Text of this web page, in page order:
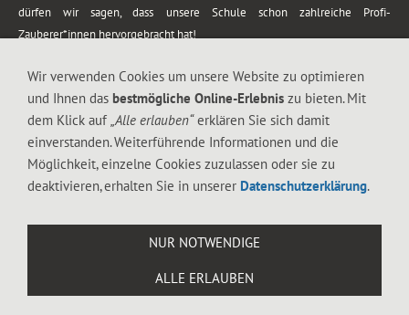
dürfen wir sagen, dass unsere Schule schon zahlreiche Profi-
Zauberer*innen hervorgebracht hat!
vom Kinderprogramm bis zur Tischzauberei. Lassen Sie sich faszinieren von
meiner Zauber-Sprech-Show, angerührt mit sprachlichen Sequenzen,
gewürzt mit Gags und visuellen Illusionen wie Kaninchen, Vasen, Seilen,
Flughafenstrasse 4, 8302 Kloten
Wir verwenden Cookies um unsere Website zu optimieren
und Ihnen das bestmögliche Online-Erlebnis zu bieten. Mit
dem Klick auf „Alle erlauben“erklären Sie sich damit
einverstanden. Weiterführende Informationen und die
Möglichkeit, einzelne Cookies zuzulassen oder sie zu
deaktivieren, erhalten Sie in unserer Datenschutzerklärung.
NUR NOTWENDIGE
ALLE ERLAUBEN